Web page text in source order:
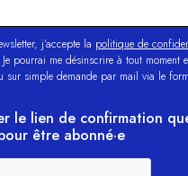
j’accepte la politique de
pourrai me désinscrire à tout moment
sur simple demande par mail via le
le lien de confirmation
être abonné·e